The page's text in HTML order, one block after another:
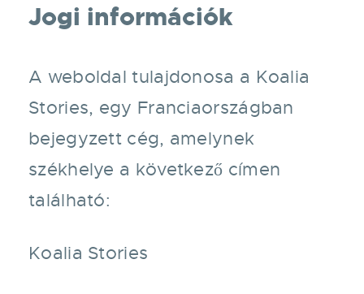
Jogi információk
A weboldal tulajdonosa a Koalia
Stories, egy Franciaországban
bejegyzett cég, amelynek
székhelye a következő címen
található:
Koalia Stories